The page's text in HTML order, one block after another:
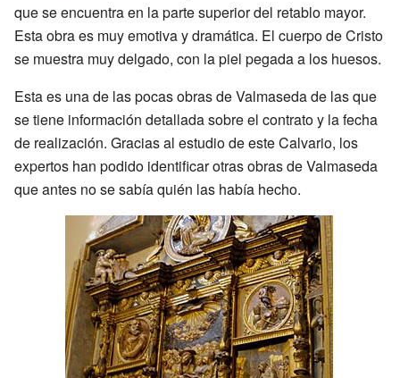
que se encuentra en la parte superior del retablo mayor.
Esta obra es muy emotiva y dramática. El cuerpo de Cristo
se muestra muy delgado, con la piel pegada a los huesos.
Esta es una de las pocas obras de Valmaseda de las que
se tiene información detallada sobre el contrato y la fecha
de realización. Gracias al estudio de este Calvario, los
expertos han podido identificar otras obras de Valmaseda
que antes no se sabía quién las había hecho.